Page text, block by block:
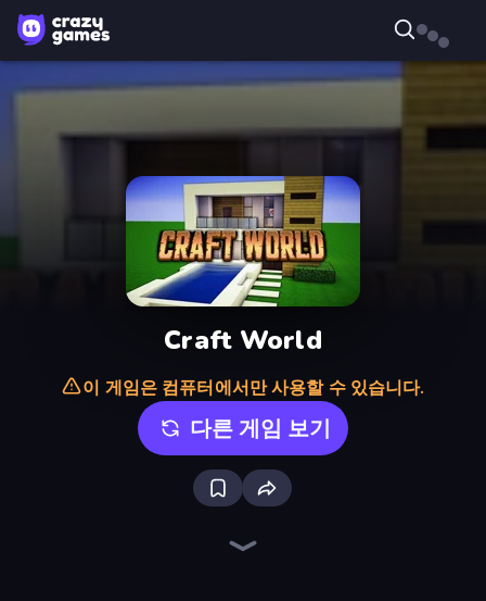
Craft World
이 게임은 컴퓨터에서만 사용할 수 있습니다.
다른 게임 보기